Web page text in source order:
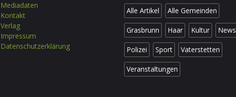
Mediadaten
Kontakt
Verlag
Impressum
Datenschutzerklärung
Alle Artikel Alle Gemeinden
Grasbrunn Haar Kultur News
Polizei Sport Vaterstetten
Veranstaltungen